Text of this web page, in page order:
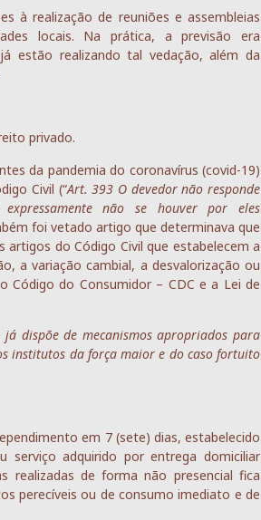
à realização de reuniões e assembleias
locais. Na prática, a previsão era
estão realizando tal vedação, além da
privado.
da pandemia do coronavírus (covid-19)
Civil (“Art. 393 O devedor não responde
não se houver por eles
foi vetado artigo que determinava que
do Código Civil que estabelecem a
a variação cambial, a desvalorização ou
Código do Consumidor – CDC e a Lei de
dispõe de mecanismos apropriados para
institutos da força maior e do caso fortuito
em 7 (sete) dias, estabelecido
serviço adquirido por entrega domiciliar
realizadas de forma não presencial fica
perecíveis ou de consumo imediato e de